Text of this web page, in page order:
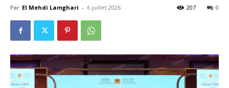
Par El Mehdi Lamghari - 6 juillet 2026 0
207